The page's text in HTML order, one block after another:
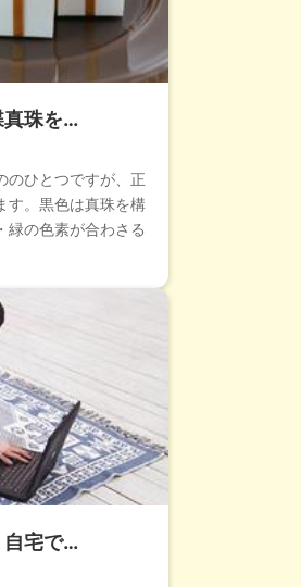
真珠を…
のひとつですが、正
す。黒色は真珠を構
緑の色素が合わさる
自宅で…